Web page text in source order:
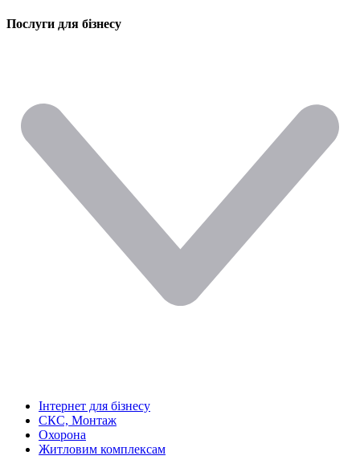
Послуги для бізнесу
Інтернет для бізнесу
СКС, Монтаж
Охорона
Житловим комплексам